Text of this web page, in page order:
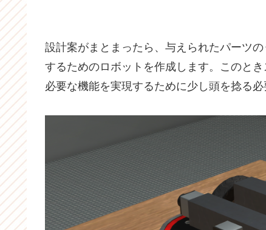
設計案がまとまったら、与えられたパーツ
するためのロボットを作成します。このと
必要な機能を実現するために少し頭を捻る必